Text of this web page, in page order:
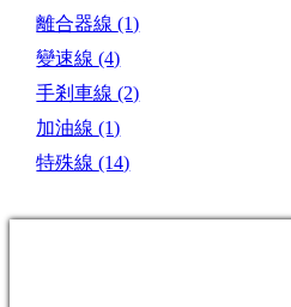
離合器線(1)
變速線(4)
手剎車線(2)
加油線(1)
特殊線(14)